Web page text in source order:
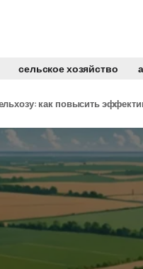
сельское хозяйство
как повысить